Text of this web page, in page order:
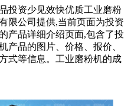
投资少见效快优质工业磨粉
限公司提供,当前页面为投资
产品详细介绍页面,包含了投
产品的图片、价格、报价、
式等信息。工业磨粉机的成